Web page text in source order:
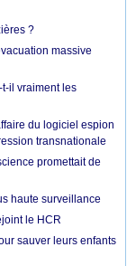
?
massive
il vraiment les
du logiciel espion
transnationale
promettait de
haute surveillance
le HCR
sauver leurs enfants